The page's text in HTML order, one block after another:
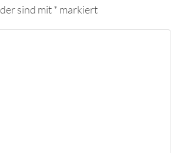
sind mit* markiert